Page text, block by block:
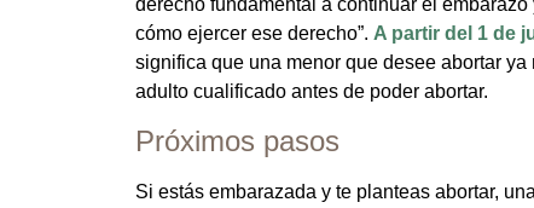
derecho fundamental a continuar el
cómo ejercer ese derecho”. A partir del 1 de
significa que una menor que desee abortar
adulto cualificado antes de poder abortar.
Próximos pasos
Si estás embarazada y te planteas abortar,